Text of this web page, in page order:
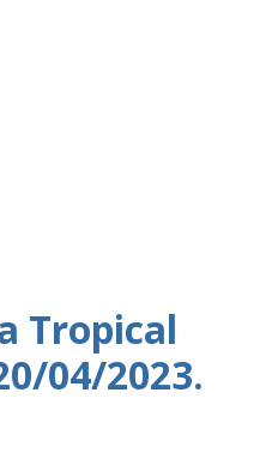
Tropical
04/2023.